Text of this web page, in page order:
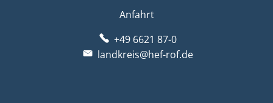
Anfahrt
+49 6621 87-0
landkreis@hef-rof.de